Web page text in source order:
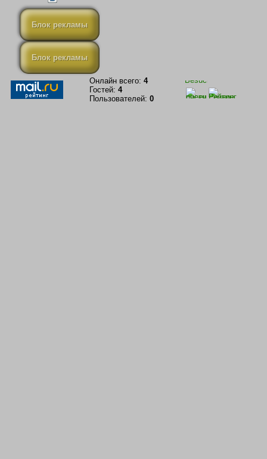
Блок рекламы
Блок рекламы
Онлайн всего: 4
Гостей: 4
Пользователей: 0